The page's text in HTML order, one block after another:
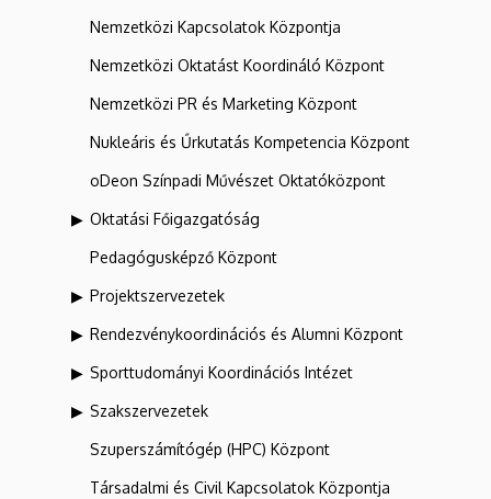
Nemzetközi Kapcsolatok Központja
Nemzetközi Oktatást Koordináló Központ
Nemzetközi PR és Marketing Központ
Nukleáris és Űrkutatás Kompetencia Központ
oDeon Színpadi Művészet Oktatóközpont
Oktatási Főigazgatóság
Pedagógusképző Központ
Projektszervezetek
Rendezvénykoordinációs és Alumni Központ
Sporttudományi Koordinációs Intézet
Szakszervezetek
Szuperszámítógép (HPC) Központ
Társadalmi és Civil Kapcsolatok Központja